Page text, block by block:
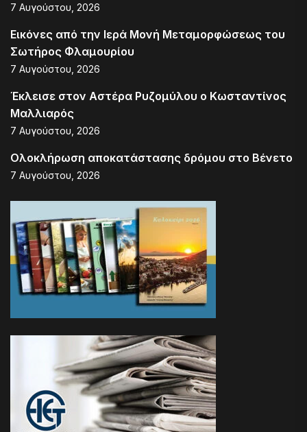
7 Αυγούστου, 2026
Εικόνες από την Ιερά Μονή Μεταμορφώσεως του
Σωτήρος Φλαμουρίου
7 Αυγούστου, 2026
Έκλεισε στον Αστέρα Ρυζομύλου ο Κωσταντίνος
Μαλλιαρός
7 Αυγούστου, 2026
Ολοκλήρωση αποκατάστασης δρόμου στο Βένετο
7 Αυγούστου, 2026